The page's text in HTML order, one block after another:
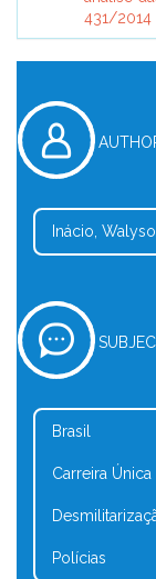
431/2014
Inácio,
Brasil
Carreira Única
Polícias